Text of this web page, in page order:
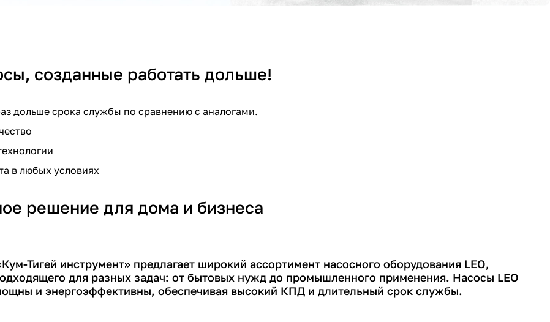
созданные работать дольше!
дольше срока службы по сравнению с аналогами.
в любых условиях
решение для дома и бизнеса
Тигей инструмент» предлагает широкий ассортимент насосного оборудования LEO,
для разных задач: от бытовых нужд до промышленного применения. Насосы LEO
и энергоэффективны, обеспечивая высокий КПД и длительный срок службы.
Подробнее
раз в 2
plait.ru